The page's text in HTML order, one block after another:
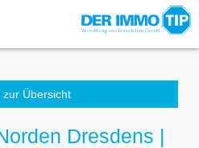
zur Übersicht
Dresdens |